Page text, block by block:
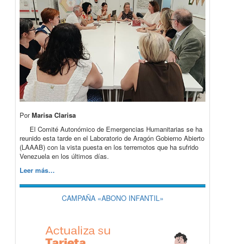
PorMarisa Clarisa
El Comité Autonómico de Emergencias Humanitarias se ha
reunido esta tarde en el Laboratorio de Aragón Gobierno Abierto
(LAAAB) con la vista puesta en los terremotos que ha sufrido
Venezuela en los últimos días.
Leer más…
CAMPAÑA «ABONO INFANTIL»